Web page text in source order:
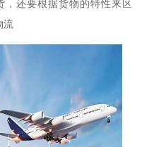
还要根据货物的特性来区
流